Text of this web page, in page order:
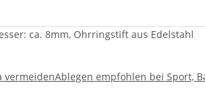
ca. 8mm, Ohrringstift aus Edelstahl
vermeidenAblegen empfohlen bei Sport,